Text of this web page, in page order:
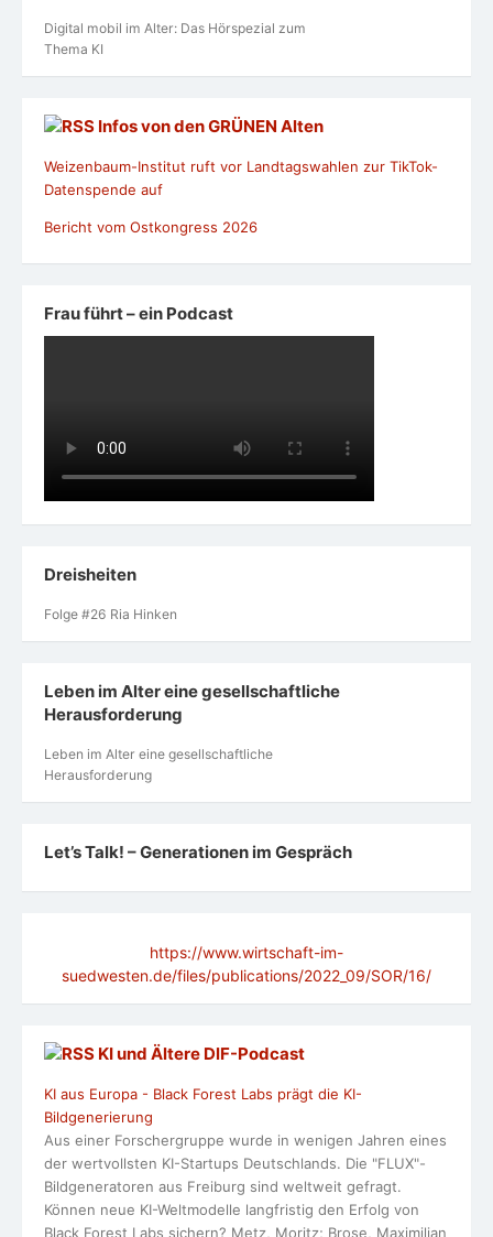
Digital mobil im Alter: Das Hörspezial zum
Thema KI
Infos von den GRÜNEN Alten
Weizenbaum-Institut ruft vor Landtagswahlen zur TikTok-
Datenspende auf
Bericht vom Ostkongress 2026
Frau führt – ein Podcast
Dreisheiten
Folge #26 Ria Hinken
Leben im Alter eine gesellschaftliche
Herausforderung
Leben im Alter eine gesellschaftliche
Herausforderung
Let’s Talk! – Generationen im Gespräch
https://www.wirtschaft-im-
suedwesten.de/files/publications/2022_09/SOR/16/
KI und Ältere DlF-Podcast
KI aus Europa - Black Forest Labs prägt die KI-
Bildgenerierung
Aus einer Forschergruppe wurde in wenigen Jahren eines
der wertvollsten KI-Startups Deutschlands. Die "FLUX"-
Bildgeneratoren aus Freiburg sind weltweit gefragt.
Können neue KI-Weltmodelle langfristig den Erfolg von
Black Forest Labs sichern? Metz, Moritz; Brose, Maximilian